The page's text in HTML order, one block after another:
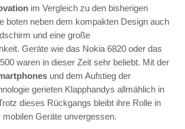
im Vergleich zu den bisherigen
boten neben dem kompakten Design auch
und eine große
Geräte wie das Nokia 6820 oder das
waren in dieser Zeit sehr beliebt. Mit der
und dem Aufstieg der
gerieten Klapphandys allmählich in
dieses Rückgangs bleibt ihre Rolle in
mobilen Geräte unvergessen.